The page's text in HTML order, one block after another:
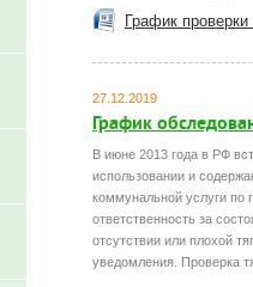
График
27.12.2019
График
В июне 2013 года в РФ
использовании и
коммунальной услуги по
ответственность за
отсутствии или плохой
уведомления. Проверка